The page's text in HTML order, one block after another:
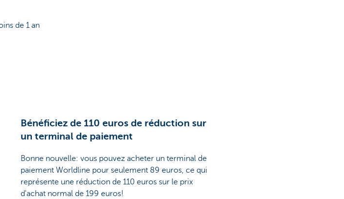
de 1 an
Bénéficiez de 110 euros de réduction sur
un terminal de paiement
Bonne nouvelle: vous pouvez acheter un terminal de
paiement Worldline pour seulement 89 euros, ce qui
représente une réduction de 110 euros sur le prix
d'achat normal de 199 euros!